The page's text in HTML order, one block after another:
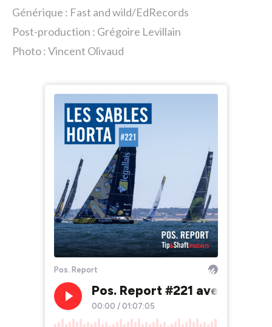
Générique : Fast and wild/EdRecords
Post-production : Grégoire Levillain
Photo : Vincent Olivaud